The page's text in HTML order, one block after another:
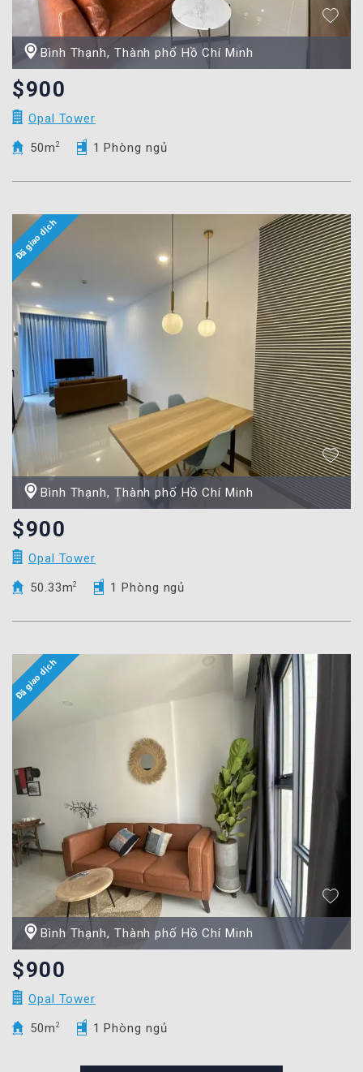
Bình Thạnh, Thành phố Hồ Chí Minh
$900
Opal Tower
50m 2 1 Phòng ngủ
Bình Thạnh, Thành phố Hồ Chí Minh
$900
Opal Tower
50.33m2 1 Phòng ngủ
Bình Thạnh, Thành phố Hồ Chí Minh
$900
Opal Tower
50m 2 1 Phòng ngủ